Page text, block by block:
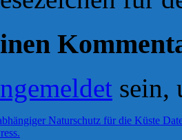
sein,
Naturschutz für die Küste